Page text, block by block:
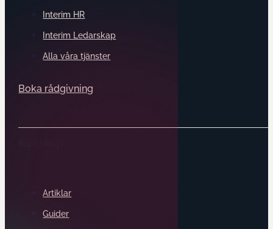
Interim HR
Interim Ledarskap
Alla våra tjänster
Boka rådgivning
Artiklar
Guider